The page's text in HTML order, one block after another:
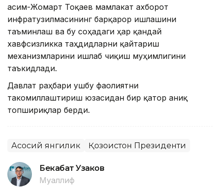
Қасим-Жомарт Тоқаев мамлакат ахборот
инфратузилмасининг барқарор ишлашини
таъминлаш ва бу соҳадаги ҳар қандай
хавфсизликка таҳдидларни қайтариш
механизмларини ишлаб чиқиш муҳимлигини
таъкидлади.
Давлат раҳбари ушбу фаолиятни
такомиллаштириш юзасидан бир қатор аниқ
топшириқлар берди.
Асосий янгилик Қозоғистон Президенти
Бекабат Узаков
Муаллиф